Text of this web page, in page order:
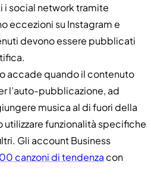
social network tramite
eccezioni su Instagram e
devono essere pubblicati
accade quando il contenuto
l’auto-pubblicazione, ad
musica al di fuori della
utilizzare funzionalità specifiche
Gli account Business
canzoni di tendenza con